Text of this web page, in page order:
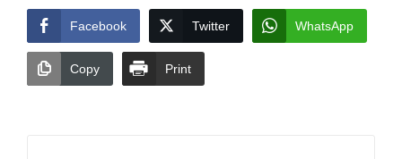
Facebook Twitter WhatsApp
Copy Print